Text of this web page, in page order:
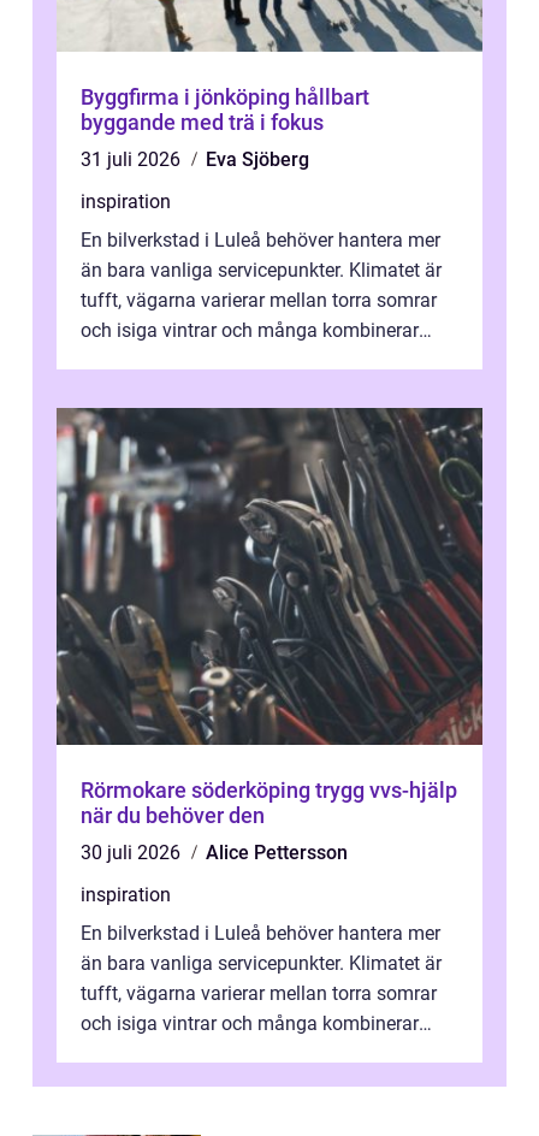
Byggfirma i jönköping hållbart
byggande med trä i fokus
31 juli 2026
Eva Sjöberg
inspiration
En bilverkstad i Luleå behöver hantera mer
än bara vanliga servicepunkter. Klimatet är
tufft, vägarna varierar mellan torra somrar
och isiga vintrar och många kombinerar
Rörmokare söderköping trygg vvs-hjälp
när du behöver den
30 juli 2026
Alice Pettersson
inspiration
En bilverkstad i Luleå behöver hantera mer
än bara vanliga servicepunkter. Klimatet är
tufft, vägarna varierar mellan torra somrar
och isiga vintrar och många kombinerar